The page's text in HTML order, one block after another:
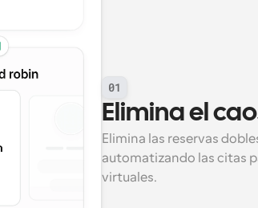
01
Elimina el
Elimina las reservas
automatizando las citas
virtuales.